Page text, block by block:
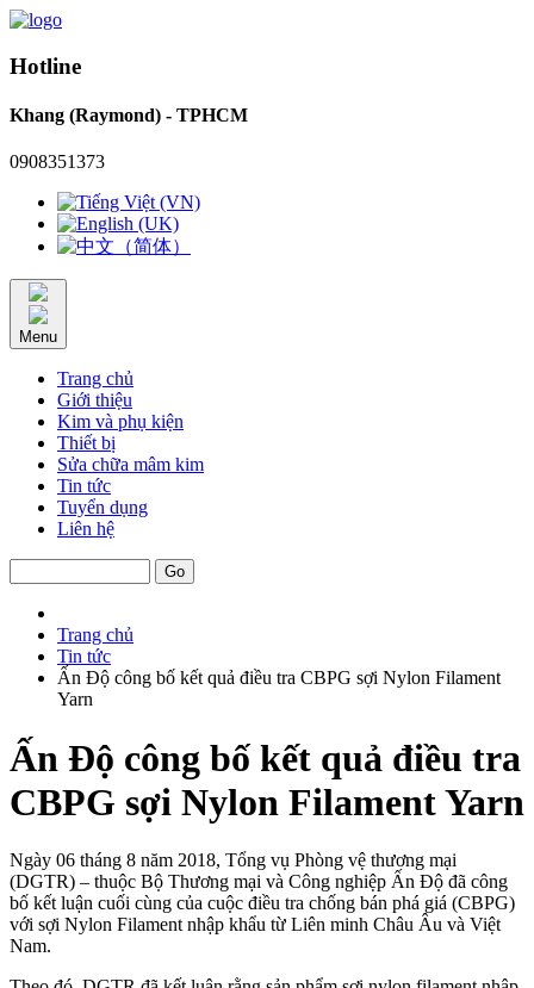
Hotline
Khang (Raymond) - TPHCM
0908351373
Menu
Trang chủ
Giới thiệu
Kim và phụ kiện
Thiết bị
Sửa chữa mâm kim
Tin tức
Tuyển dụng
Liên hệ
Trang chủ
Tin tức
Ấn Độ công bố kết quả điều tra CBPG sợi Nylon Filament
Yarn
Ấn Độ công bố kết quả điều tra
CBPG sợi Nylon Filament Yarn
Ngày 06 tháng 8 năm 2018, Tổng vụ Phòng vệ thương mại
(DGTR) – thuộc Bộ Thương mại và Công nghiệp Ấn Độ đã công
bố kết luận cuối cùng của cuộc điều tra chống bán phá giá (CBPG)
với sợi Nylon Filament nhập khẩu từ Liên minh Châu Âu và Việt
Nam.